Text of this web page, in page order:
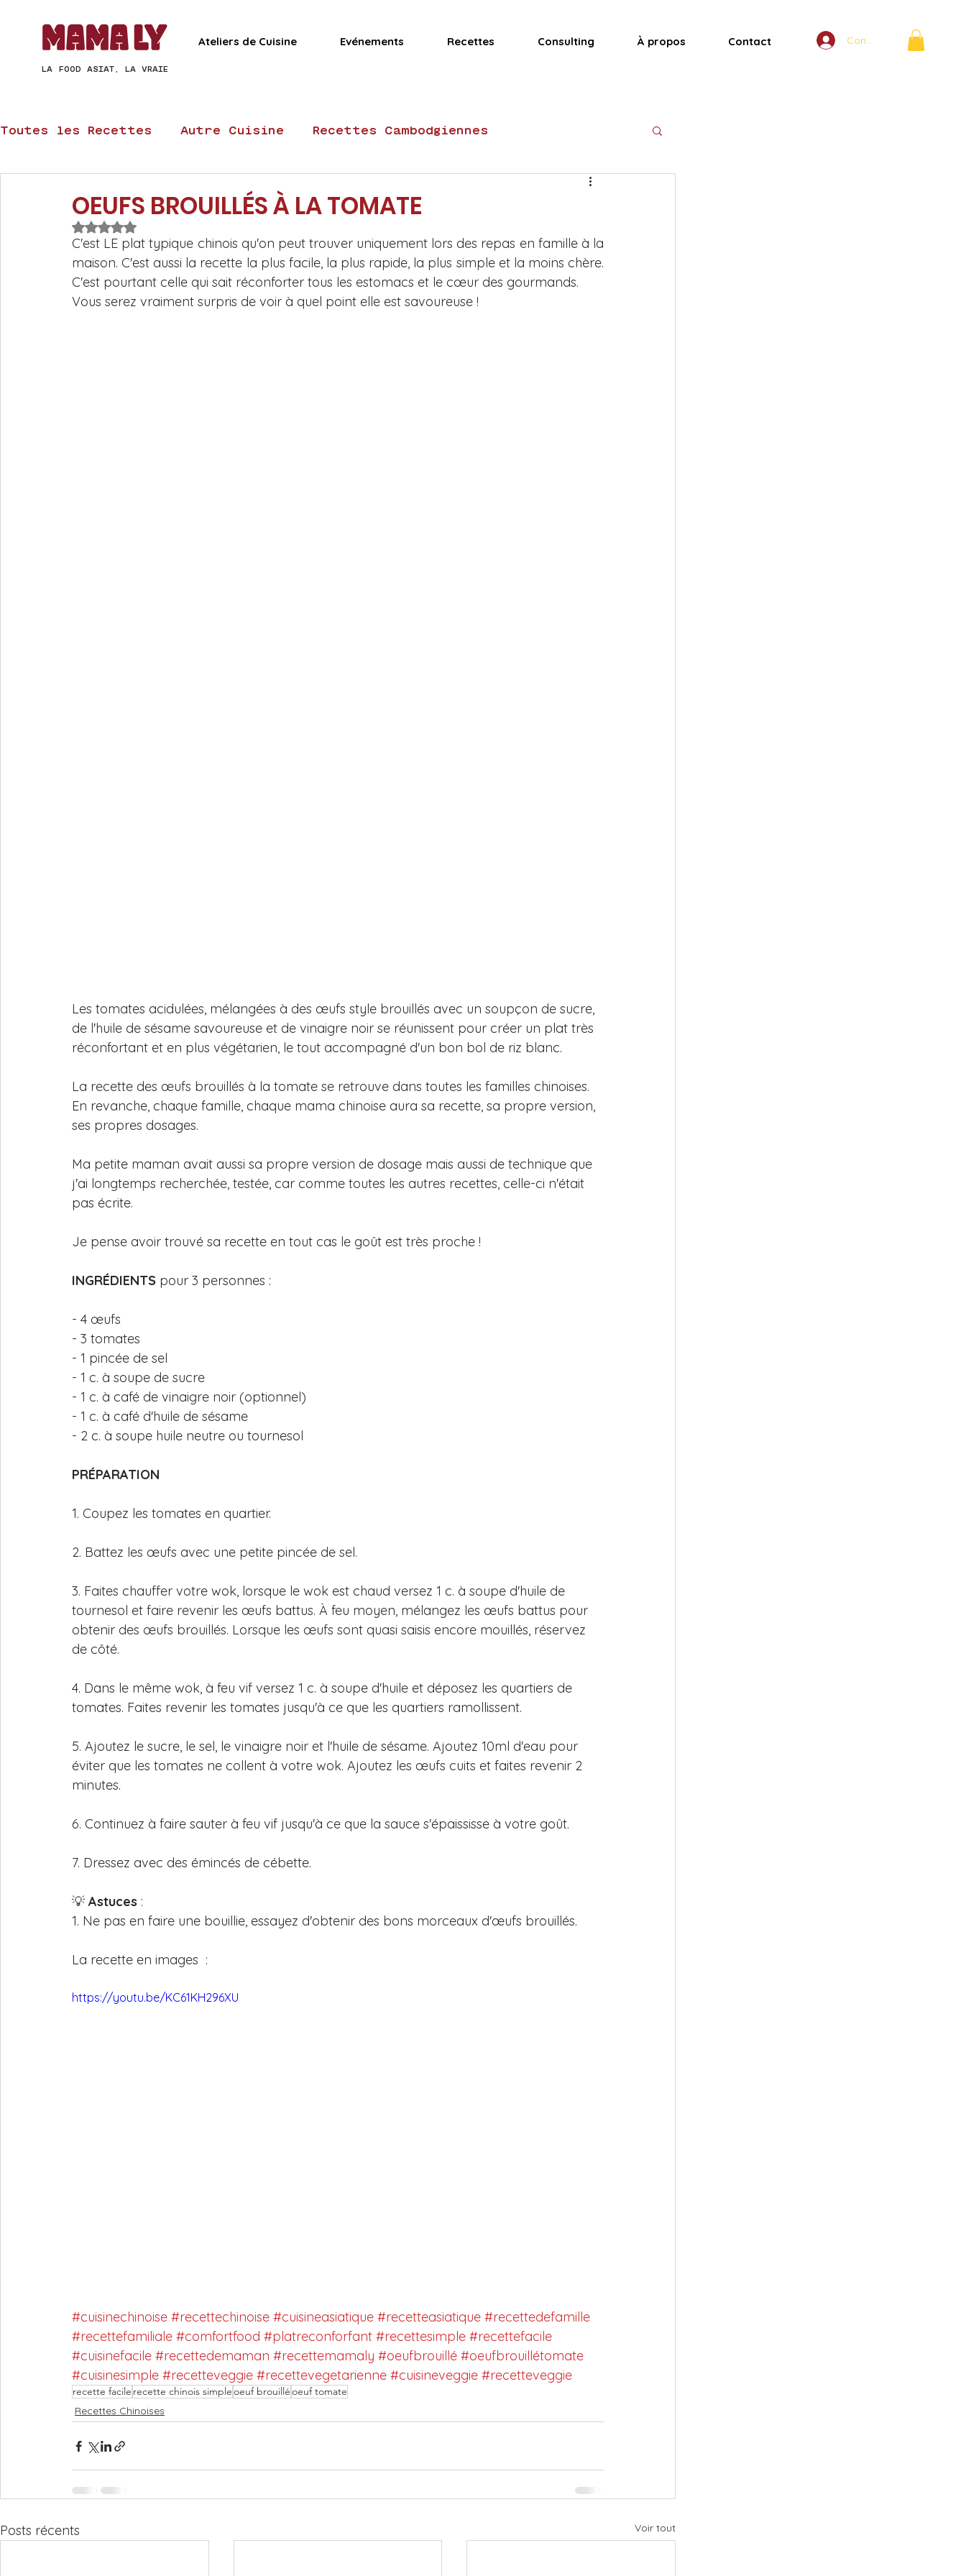
LA FOOD ASIAT, LA VRAIE
Ateliers de Cuisine Evénements Recettes Consulting À propos Contact Connexion
Toutes les Recettes Autre Cuisine Recettes Cambodgiennes
Actualités
Recettes express Recettes veggie Recettes gluten-free
Recettes Raviolis et Dim Sum Recettes de fête Club Mama Ly
OEUFS BROUILLÉS À LA TOMATE
Noté NaN étoiles sur 5.
C'est LE plat typique chinois qu'on peut trouver uniquement lors des repas en famille à la
maison. C'est aussi la recette la plus facile, la plus rapide, la plus simple et la moins chère.
C'est pourtant celle qui sait réconforter tous les estomacs et le cœur des gourmands.
Vous serez vraiment surpris de voir à quel point elle est savoureuse !
Les tomates acidulées, mélangées à des œufs style brouillés avec un soupçon de sucre,
de l'huile de sésame savoureuse et de vinaigre noir se réunissent pour créer un plat très
réconfortant et en plus végétarien, le tout accompagné d'un bon bol de riz blanc.
La recette des œufs brouillés à la tomate se retrouve dans toutes les familles chinoises.
En revanche, chaque famille, chaque mama chinoise aura sa recette, sa propre version,
ses propres dosages.
Ma petite maman avait aussi sa propre version de dosage mais aussi de technique que
j'ai longtemps recherchée, testée, car comme toutes les autres recettes, celle-ci n'était
pas écrite.
Je pense avoir trouvé sa recette en tout cas le goût est très proche !
INGRÉDIENTS pour 3 personnes :
- 4 œufs
- 3 tomates
- 1 pincée de sel
- 1 c. à soupe de sucre
- 1 c. à café de vinaigre noir (optionnel)
- 1 c. à café d'huile de sésame
- 2 c. à soupe huile neutre ou tournesol
PRÉPARATION
1. Coupez les tomates en quartier.
2. Battez les œufs avec une petite pincée de sel.
3. Faites chauffer votre wok, lorsque le wok est chaud versez 1 c. à soupe d'huile de
tournesol et faire revenir les œufs battus. À feu moyen, mélangez les œufs battus pour
obtenir des œufs brouillés. Lorsque les œufs sont quasi saisis encore mouillés, réservez
de côté.
4. Dans le même wok, à feu vif versez 1 c. à soupe d'huile et déposez les quartiers de
tomates. Faites revenir les tomates jusqu'à ce que les quartiers ramollissent.
5. Ajoutez le sucre, le sel, le vinaigre noir et l'huile de sésame. Ajoutez 10ml d'eau pour
éviter que les tomates ne collent à votre wok. Ajoutez les œufs cuits et faites revenir 2
minutes.
6. Continuez à faire sauter à feu vif jusqu'à ce que la sauce s'épaississe à votre goût.
7. Dressez avec des émincés de cébette.
💡 Astuces :
1. Ne pas en faire une bouillie, essayez d'obtenir des bons morceaux d'œufs brouillés.
La recette en images  :
https://youtu.be/KC61KH296XU
#cuisinechinoise #recettechinoise #cuisineasiatique #recetteasiatique #recettedefamille
#recettefamiliale #comfortfood #platreconforfant #recettesimple #recettefacile
#cuisinefacile #recettedemaman #recettemamaly #oeufbrouillé #oeufbrouillétomate
#cuisinesimple #recetteveggie #recettevegetarienne #cuisineveggie #recetteveggie
recette facile recette chinois simpleoeuf brouilléoeuf tomate
Recettes Chinoises
Posts récents Voir tout